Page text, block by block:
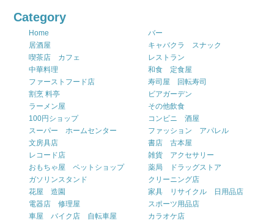
Category
Home
バー
居酒屋
キャバクラ スナック
喫茶店 カフェ
レストラン
中華料理
和食 定食屋
ファーストフード店
寿司屋 回転寿司
割烹 料亭
ビアガーデン
ラーメン屋
その他飲食
100円ショップ
コンビニ 酒屋
スーパー ホームセンター
ファッション アパレル
文房具店
書店 古本屋
レコード店
雑貨 アクセサリー
おもちゃ屋 ペットショップ
薬局 ドラッグストア
ガソリンスタンド
クリーニング店
花屋 造園
家具 リサイクル 日用品店
電器店 修理屋
スポーツ用品店
車屋 バイク店 自転車屋
カラオケ店